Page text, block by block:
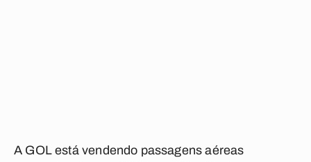
A GOL está vendendo passagens aéreas